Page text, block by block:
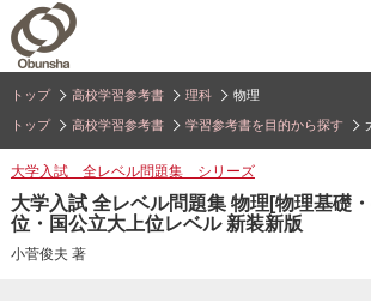
トップ 高校学習参考書 理科 物理
トップ 高校学習参考書 学習参考書を目的から探す
大学入試 全レベル問題集 シリーズ
大学入試 全レベル問題集 物理[物理基礎
位・国公立大上位レベル 新装新版
小菅俊夫 著